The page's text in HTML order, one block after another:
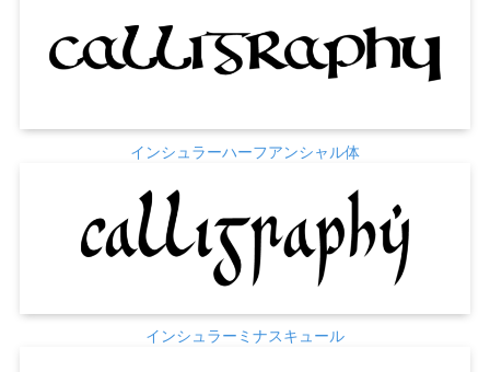
インシュラーハーフアンシャル体
インシュラーミナスキュール